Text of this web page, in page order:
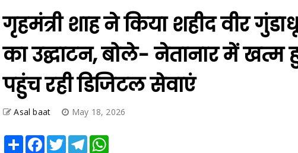
का उद्घाटन, बोले- नेतानार में
पहुंच रही डिजिटल सेवाएं
Asal baat May 18, 2026
Share
जगदलपुर। केंद्रीय गृह एवं सहकारिता मंत्री अमित शाह